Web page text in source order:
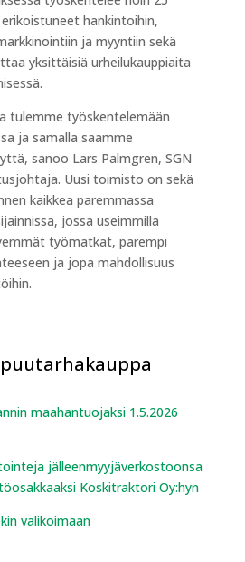
hankintoihin,
ja myyntiin sekä
yksittäisiä urheilukauppiaita
tulemme työskentelemään
ja samalla saamme
sanoo Lars Palmgren, SGN
Uusi toimisto on sekä
kaikkea paremmassa
jossa useimmilla
työmatkat, parempi
ja jopa mahdollisuus
maahantuojaksi 1.5.2026
jälleenmyyjäverkostoonsa
Koskitraktori Oy:hyn
valikoimaan